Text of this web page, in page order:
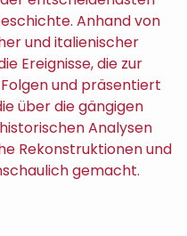
Anhand von
und italienischer
Ereignisse, die zur
und präsentiert
über die gängigen
Analysen
Rekonstruktionen und
gemacht.